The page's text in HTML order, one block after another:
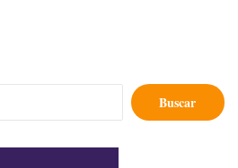
Buscar: